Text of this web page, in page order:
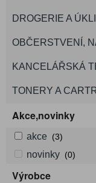
DROGERIE A
OBČERSTVENÍ,
KANCELÁŘSKÁ
TONERY A
Akce,novinky
akce (3)
novinky (0)
Výrobce